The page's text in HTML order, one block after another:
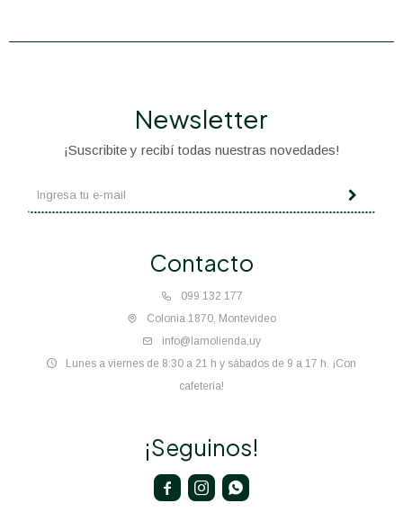
Contacto
099 132 177
Colonia 1870, Montevideo
info@lamolienda.uy
Lunes a viernes de 8:30 a 21 h y sábados de 9 a 17 h. ¡Con
cafetería!
Newsletter
¡Suscribite y recibí todas nuestras novedades!
¡Seguinos!
  